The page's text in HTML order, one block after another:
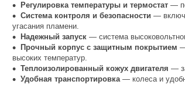
Регулировка температуры и термостат —
Система контроля и безопасности —
угасания пламени.
Надежный запуск — система
Прочный корпус с защитным покрытием
высоких температур.
Теплоизолированный кожух двигателя —
Удобная транспортировка— колеса и